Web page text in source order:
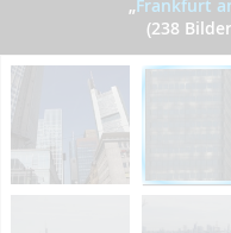
„Frankfurt
(238